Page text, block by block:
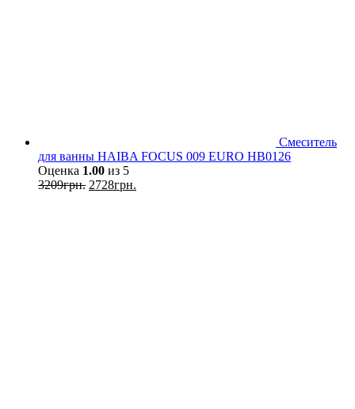
Смеситель
для ванны HAIBA FOCUS 009 EURO HB0126
Оценка 1.00 из 5
3209грн. 2728грн.